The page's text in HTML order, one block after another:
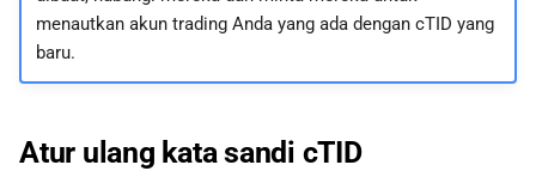
menautkan akun trading Anda yang ada dengan cTID yang
baru.
Atur ulang kata sandi cTID